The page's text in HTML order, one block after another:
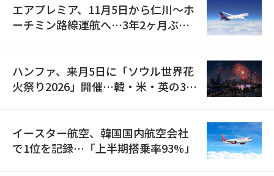
エアプレミア、11月5日から仁川〜ホ
ーチミン路線運航へ…3年2ヶ月ぶり
ハンファ、来月5日に「ソウル世界花
火祭り2026」開催…韓・米・英の3カ
イースター航空、韓国国内航空会社
で1位を記録…「上半期搭乗率93%」